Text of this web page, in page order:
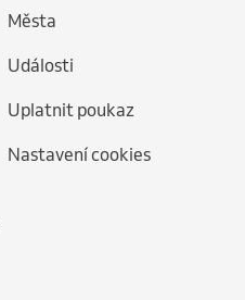
Města
Události
Uplatnit poukaz
Nastavení cookies